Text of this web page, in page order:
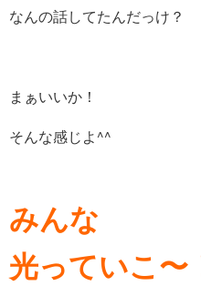
なんの話してたんだっけ？
まぁいいか！
そんな感じよ^^
みんな
光っていこ〜